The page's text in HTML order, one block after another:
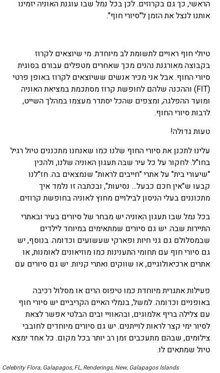
הראשי, כך גם בקרוזים. לכן בכל נמל שבו עוגנת האוניה יזמינו
אותנו לנצל את הזמן ל"סיורי חוף".
טיולי חוף ראויים לתשומת לב מיוחדת. מי שיוצאים לקרוז
בקבוצה מאורגנת נהנים מכך שאחרים מטפלים עבורם בסוגית
סיורי החוף. אבל אני מכיר אנשים ששיוצאים לקרוז באופן פרטי
(FIT) וההכנה שלהם לחופשת קרוז מסתכמת במציאת האוניה
ומועד ההפלגה, ומצפים שהכל יסתדר מעצמו במהלך השייט,
לרבות סיורי החוף.
טעות גדולה!
עלינו לתכנן את סיורי החוף שלנו כמו שאנחנו מתכננים טיול רגיל
בחו"ל. לחקור על כל עיר שבה תעגון האוניה שלנו, ולהכין
"שיעורי בית" על אתרי "חייבים לראות" שנמצאים בה. חז"לנו
קבעו ש"אין חכם כבעל… נסיעות", ובכתבה זו נלמד איך
מתכוננים בעלי הניסון לבילויים מחוץ לאוניה בחופשת קרוזים.
בכל נמל שבו תעגון האוניה יש מבחר של סיורים בעיר ובאתרי
התיירות שבה. יש גם סיורים שמתאימים במיוחד לילדים
שבמסלולם גם גני חיות ופארקי שעשועים וכדומה. בנוסף, יש
גם סיורי חוף עם תחומי התענינות כמו מוזיאונים לאומנות, או
אתרים ארכיאולוגיים, או שווקים ואתרי קניות. יש גם סיורים עם
פעילות אתגרית מיוחדת כמו טיפוס הרים או מסלול רכיבה
באופניים וכדומה. למשל, בנמלי האיים הקריביים יש סיורי חוף
עם צלילה בריף אלמוגים, ובהאוויי ובים הבלטי אפשר לצאת
לסיור ימי קצר לראות לוייתנים. יש גם סיורים מיוחדים לחובבי
צילומים, שבהם מתעכבים זמן רב יותר בכל מקום. כל אחד ימצא
טיול שמתאים לו.
Celebrity Flora, Galapagos, FL, Renderings, New, Galapagos Islands